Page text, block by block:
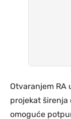
Otvaranjem RA
projekat
omoguće